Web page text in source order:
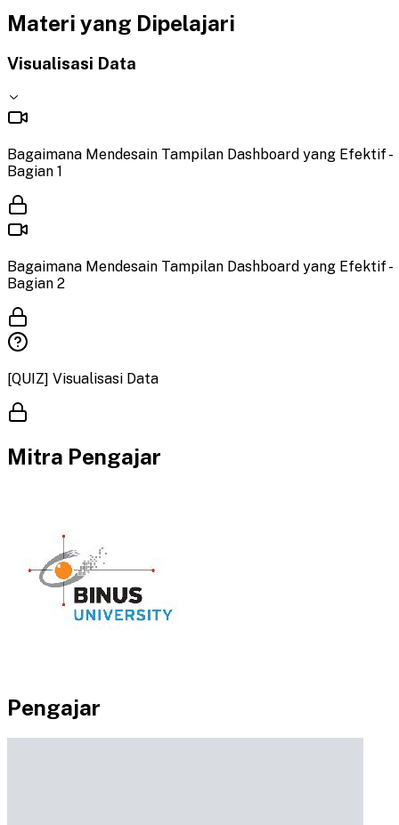
Materi yang Dipelajari
Visualisasi Data
Bagaimana Mendesain Tampilan Dashboard yang Efektif -
Bagian 1
Bagaimana Mendesain Tampilan Dashboard yang Efektif -
Bagian 2
[QUIZ] Visualisasi Data
Mitra Pengajar
Pengajar